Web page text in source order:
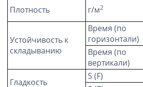
Плотность
г/м2
Устойчивость к
складыванию
Время (по
горизонтали)
Время (по
вертикали)
Гладкость
S (F)